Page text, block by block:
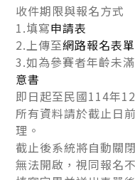
收件期限與報名方式
1.填寫申請表
2.上傳至網路報名表單
3.如為參賽者年齡未
意書
即日起至民國114年
所有資料請於截止日
理。
截止後系統將自動關
無法開啟，視同報名